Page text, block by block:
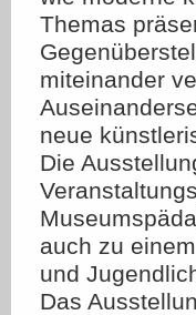
Themas
miteinander
neue
Die
auch zu
und
Das